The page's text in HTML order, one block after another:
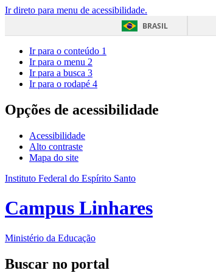
Ir direto para menu de acessibilidade.
BRASIL
Ir para o conteúdo 1
Ir para o menu 2
Ir para a busca 3
Ir para o rodapé 4
Opções de acessibilidade
Acessibilidade
Alto contraste
Mapa do site
Instituto Federal do Espírito Santo
Campus Linhares
Ministério da Educação
Buscar no portal